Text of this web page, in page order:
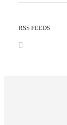
RSS FEEDS